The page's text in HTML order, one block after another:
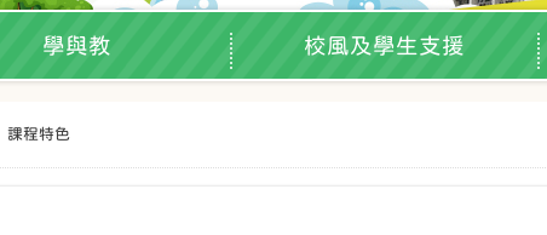
學與教 校風及學生支援
課程特色